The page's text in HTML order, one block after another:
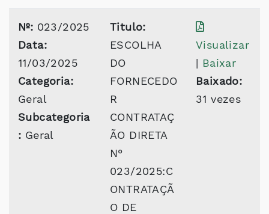
Nº: 023/2025
Data:
11/03/2025
Categoria:
Geral
Subcategoria
: Geral
Titulo:
ESCOLHA
DO
FORNECEDO
R
CONTRATAÇ
ÃO DIRETA
N°
023/2025:C
ONTRATAÇÃ
O DE
Visualizar
| Baixar
Baixado:
31 vezes